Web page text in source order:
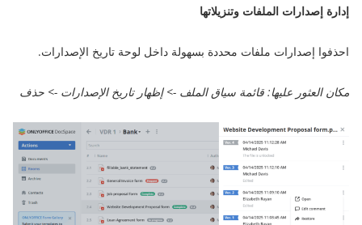
إدارة إصدارات الملفات وتنزيلاتها
احذفوا إصدارات ملفات محددة بسهولة داخل لوحة تاريخ الإصدارات.
مكان العثور عليها: قائمة سياق الملف -> إظهار تاريخ الإصدارات -> حذف